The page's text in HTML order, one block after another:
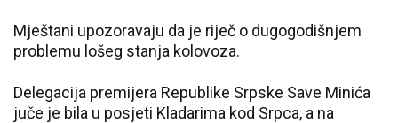
Mještani upozoravaju da je riječ o dugogodišnjem
problemu lošeg stanja kolovoza.
Delegacija premijera Republike Srpske Save Minića
juče je bila u posjeti Kladarima kod Srpca, a na